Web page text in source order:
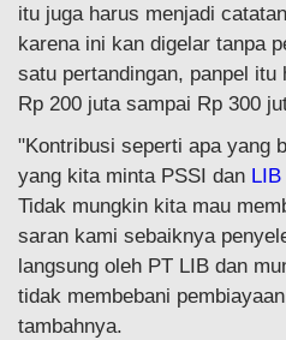
itu juga harus menjadi
karena ini kan digelar tanpa
satu pertandingan, panpel itu
Rp 200 juta sampai Rp 300
"Kontribusi seperti apa yang
yang kita minta PSSI dan LIB
Tidak mungkin kita mau
saran kami sebaiknya
langsung oleh PT LIB dan
tidak membebani
tambahnya.